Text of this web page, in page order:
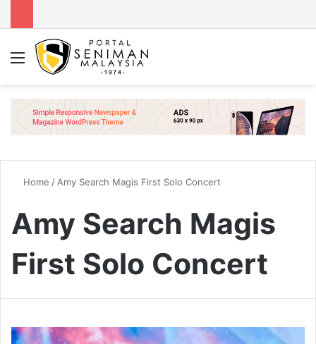
Menu
Home / Amy Search Magis First Solo Concert
Amy Search Magis
First Solo Concert